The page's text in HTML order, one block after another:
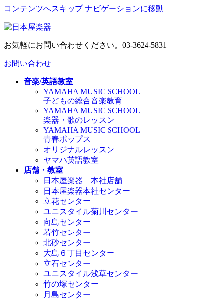
コンテンツへスキップ ナビゲーションに移動
お気軽にお問い合わせください。 03-3624-5831
お問い合わせ
音楽/英語教室
YAMAHA MUSIC SCHOOL
子どもの総合音楽教育
YAMAHA MUSIC SCHOOL
楽器・歌のレッスン
YAMAHA MUSIC SCHOOL
青春ポップス
オリジナルレッスン
ヤマハ英語教室
店舗・教室
日本屋楽器 本社店舗
日本屋楽器本社センター
立花センター
ユニスタイル菊川センター
向島センター
若竹センター
北砂センター
大島６丁目センター
立石センター
ユニスタイル浅草センター
竹の塚センター
月島センター